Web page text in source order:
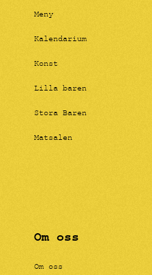
Meny
Kalendarium
Konst
Lilla baren
Stora Baren
Matsalen
Om oss
Om oss